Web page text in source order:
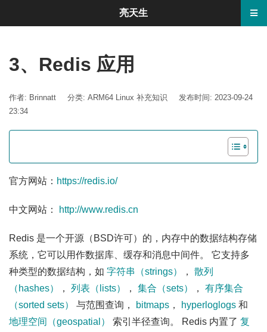
3、Redis 应用
作者: Brinnatt 分类: ARM64 Linux 补充知识
发布时间: 2023-09-24
23:34
官方网站： https://redis.io/
中文网站： http://www.redis.cn
Redis 是一个开源（BSD许可）的，内存中的数据结构存储
系统，它可以用作数据库、缓存和消息中间件。 它支持多
种类型的数据结构，如 字符串（strings） ， 散列
（hashes）
， 列表（lists） ， 集合（sets） ， 有序集合
（sorted sets）
与范围查询， bitmaps ， hyperloglogs 和
地理空间（geospatial）
索引半径查询。 Redis 内置了 复
亮天生